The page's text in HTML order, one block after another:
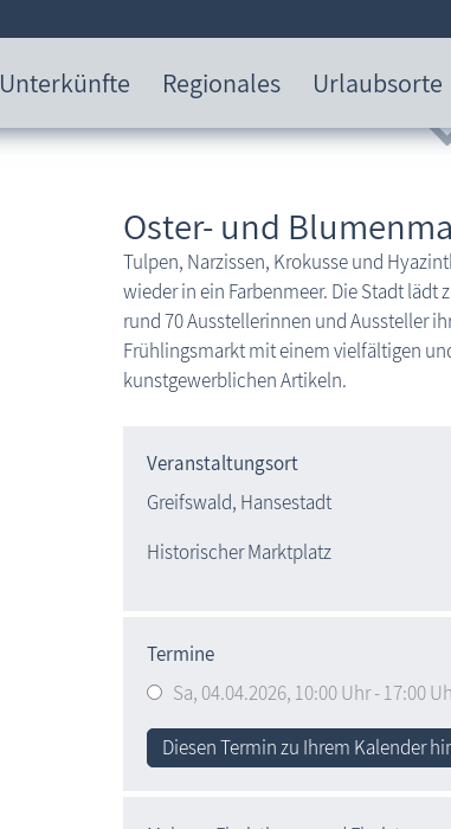
Unterkünfte Regionales Urlaubsorte
Oster- und
Tulpen, Narzissen, Krokusse und
wieder in ein Farbenmeer. Die Stadt
rund 70 Ausstellerinnen und Aussteller
Frühlingsmarkt mit einem vielfältigen
kunstgewerblichen Artikeln.
Veranstaltungsort
Greifswald, Hansestadt
Historischer Marktplatz
Termine
Sa, 04.04.2026, 10:00Uhr- 17:00
Diesen Termin zu Ihrem Kalender